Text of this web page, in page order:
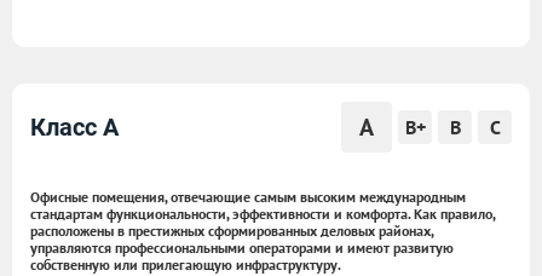
Класс A A B+ B C
Офисные помещения, отвечающие самым высоким международным
стандартам функциональности, эффективности и комфорта. Как правило,
расположены в престижных сформированных деловых районах,
управляются профессиональными операторами и имеют развитую
собственную или прилегающую инфраструктуру.